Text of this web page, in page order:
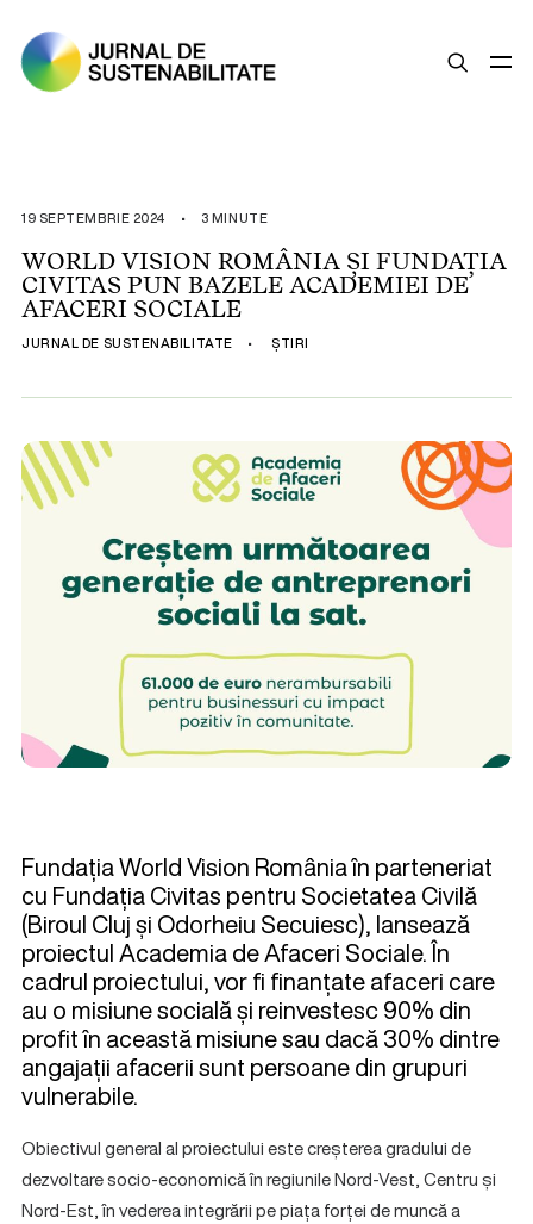
ȘTIRI
OPINII
ESG
COMPANII SUSTENABILE
19 SEPTEMBRIE 2024 • 3 MINUTE
WORLD VISION ROMÂNIA ȘI FUNDAȚIA
CIVITAS PUN BAZELE ACADEMIEI DE
AFACERI SOCIALE
JURNAL DE SUSTENABILITATE • ȘTIRI
Fundația World Vision România în parteneriat
cu Fundația Civitas pentru Societatea Civilă
(Biroul Cluj și Odorheiu Secuiesc), lansează
proiectul Academia de Afaceri Sociale. În
cadrul proiectului, vor fi finanțate afaceri care
au o misiune socială și reinvestesc 90% din
profit în această misiune sau dacă 30% dintre
angajații afacerii sunt persoane din grupuri
vulnerabile.
Obiectivul general al proiectului este creșterea gradului de
dezvoltare socio-economică în regiunile Nord-Vest, Centru și
Nord-Est, în vederea integrării pe piața forței de muncă a